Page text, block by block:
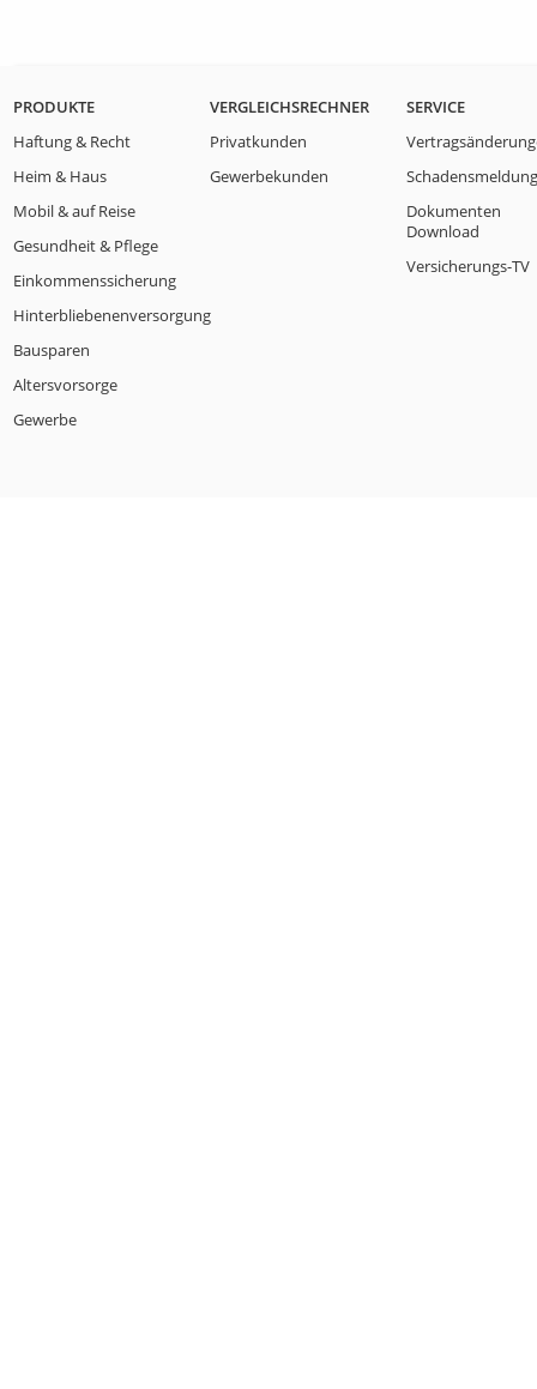
PRODUKTE
Haftung & Recht
Heim & Haus
Mobil & auf Reise
Gesundheit & Pflege
Einkommenssicherung
Hinterbliebenenversorgung
Bausparen
Altersvorsorge
Gewerbe
VERGLEICHSRECHNER
Privatkunden
Gewerbekunden
SERVICE
Schadensmeldung
Dokumenten
Download
Versicherungs-TV